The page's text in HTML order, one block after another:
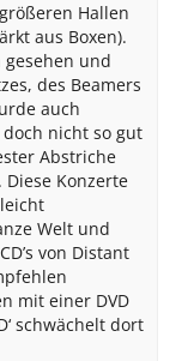
Hallen
aus Boxen).
und
des Beamers
auch
nicht so gut
Abstriche
Konzerte
Welt und
von Distant
mit einer DVD
schwächelt dort